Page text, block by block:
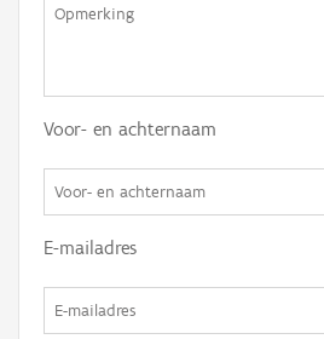
Voor- en achternaam
E-mailadres